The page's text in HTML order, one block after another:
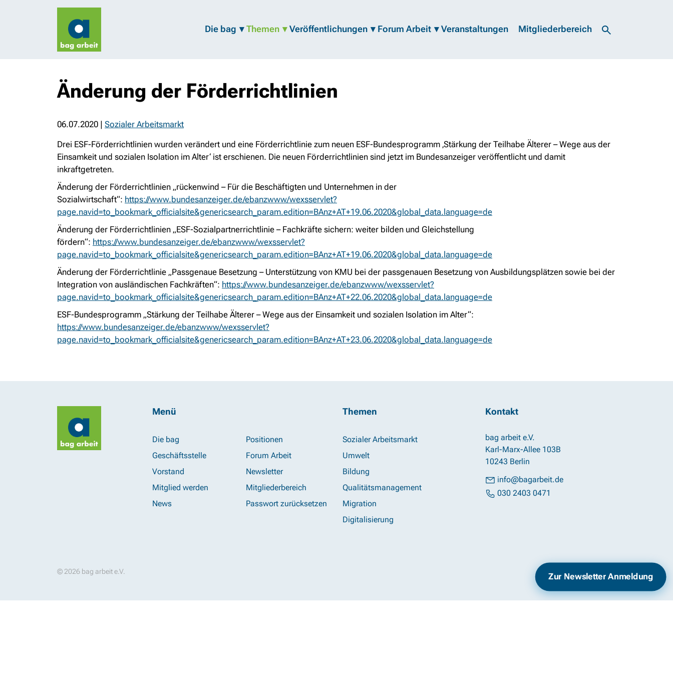
Die bag Themen Veröffentlichungen Forum Arbeit Veranstaltungen Mitgliederbereich
Änderung der Förderrichtlinien
06.07.2020 | Sozialer Arbeitsmarkt
Drei ESF-Förderrichtlinien wurden verändert und eine Förderrichtlinie zum neuen ESF-Bundesprogramm ‚Stärkung der Teilhabe Älterer – Wege aus der
Einsamkeit und sozialen Isolation im Alter‘ ist erschienen. Die neuen Förderrichtlinien sind jetzt im Bundesanzeiger veröffentlicht und damit
inkraftgetreten.
Änderung der Förderrichtlinien „rückenwind – Für die Beschäftigten und Unternehmen in der
Sozialwirtschaft“: https://www.bundesanzeiger.de/ebanzwww/wexsservlet?
page.navid=to_bookmark_officialsite&genericsearch_param.edition=BAnz+AT+19.06.2020&global_data.language=de
Änderung der Förderrichtlinien „ESF-Sozialpartnerrichtlinie – Fachkräfte sichern: weiter bilden und Gleichstellung
fördern“: https://www.bundesanzeiger.de/ebanzwww/wexsservlet?
page.navid=to_bookmark_officialsite&genericsearch_param.edition=BAnz+AT+19.06.2020&global_data.language=de
Änderung der Förderrichtlinie „Passgenaue Besetzung – Unterstützung von KMU bei der passgenauen Besetzung von Ausbildungsplätzen sowie bei der
Integration von ausländischen Fachkräften“: https://www.bundesanzeiger.de/ebanzwww/wexsservlet?
page.navid=to_bookmark_officialsite&genericsearch_param.edition=BAnz+AT+22.06.2020&global_data.language=de
ESF-Bundesprogramm „Stärkung der Teilhabe Älterer – Wege aus der Einsamkeit und sozialen Isolation im Alter“:
https://www.bundesanzeiger.de/ebanzwww/wexsservlet?
page.navid=to_bookmark_officialsite&genericsearch_param.edition=BAnz+AT+23.06.2020&global_data.language=de
Menü
Die bag
Geschäftsstelle
Vorstand
Mitglied werden
News
Positionen
Forum Arbeit
Newsletter
Mitgliederbereich
Passwort zurücksetzen
Themen
Sozialer Arbeitsmarkt
Umwelt
Bildung
Qualitätsmanagement
Migration
Digitalisierung
Kontakt
bag arbeit e.V.
Karl-Marx-Allee 103B
10243 Berlin
info@bagarbeit.de
030 2403 0471
© 2026 bag arbeit e.V. Impressum Datenschutz
Zur Newsletter Anmeldung